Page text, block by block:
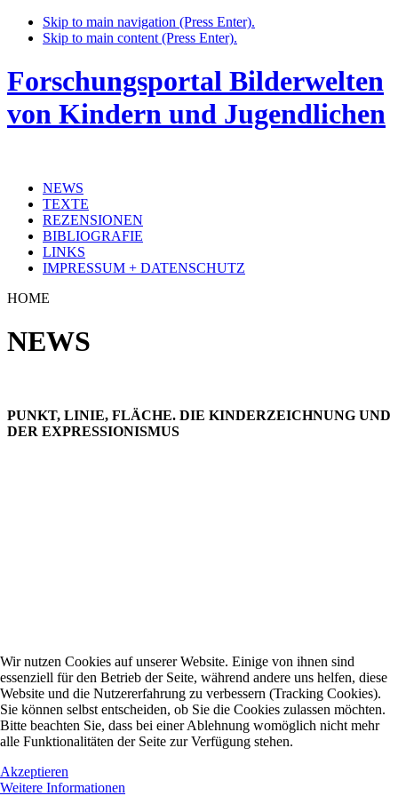
Skip to main navigation (Press Enter).
Skip to main content (Press Enter).
Forschungsportal Bilderwelten
von Kindern und Jugendlichen
NEWS
TEXTE
REZENSIONEN
BIBLIOGRAFIE
LINKS
IMPRESSUM + DATENSCHUTZ
HOME
NEWS
PUNKT, LINIE, FLÄCHE. DIE KINDERZEICHNUNG UND
DER EXPRESSIONISMUS
Wir nutzen Cookies auf unserer Website. Einige von ihnen sind
essenziell für den Betrieb der Seite, während andere uns helfen, diese
Website und die Nutzererfahrung zu verbessern (Tracking Cookies).
Sie können selbst entscheiden, ob Sie die Cookies zulassen möchten.
Bitte beachten Sie, dass bei einer Ablehnung womöglich nicht mehr
alle Funktionalitäten der Seite zur Verfügung stehen.
Akzeptieren
Weitere Informationen